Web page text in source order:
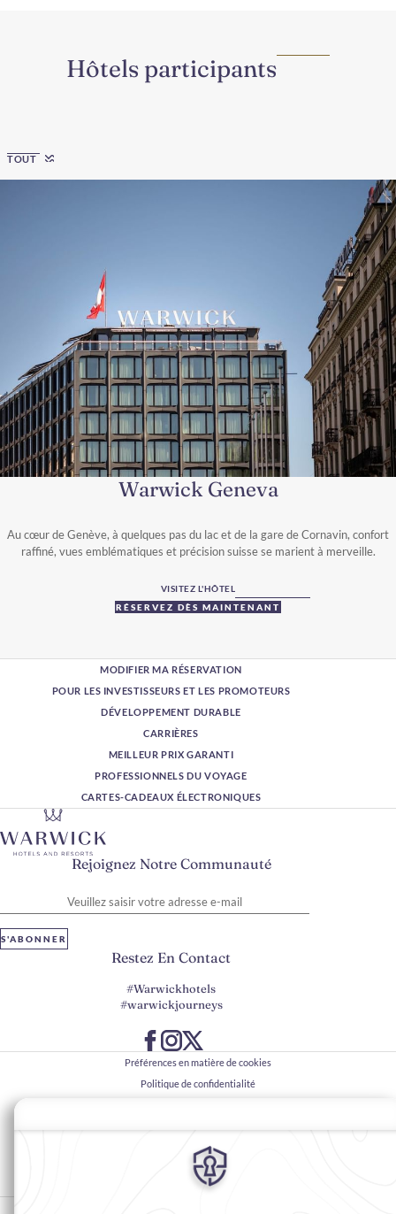
Hôtels participants
TOUT
Warwick Geneva
Au cœur de Genève, à quelques pas du lac et de la gare de Cornavin, confort
raffiné, vues emblématiques et précision suisse se marient à merveille.
VISITEZ L'HÔTEL
RÉSERVEZ DÈS MAINTENANT
MODIFIER MA RÉSERVATION
POUR LES INVESTISSEURS ET LES PROMOTEURS
DÉVELOPPEMENT DURABLE
CARRIÈRES
MEILLEUR PRIX GARANTI
PROFESSIONNELS DU VOYAGE
CARTES-CADEAUX ÉLECTRONIQUES
Rejoignez Notre Communauté
S'ABONNER
Restez En Contact
#Warwickhotels
#warwickjourneys
Préférences en matière de cookies
Politique de confidentialité
Contact
Conditions générales